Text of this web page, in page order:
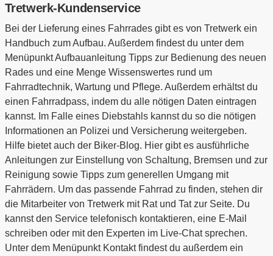
Tretwerk-Kundenservice
Bei der Lieferung eines Fahrrades gibt es von Tretwerk ein
Handbuch zum Aufbau. Außerdem findest du unter dem
Menüpunkt Aufbauanleitung Tipps zur Bedienung des neuen
Rades und eine Menge Wissenswertes rund um
Fahrradtechnik, Wartung und Pflege. Außerdem erhältst du
einen Fahrradpass, indem du alle nötigen Daten eintragen
kannst. Im Falle eines Diebstahls kannst du so die nötigen
Informationen an Polizei und Versicherung weitergeben.
Hilfe bietet auch der Biker-Blog. Hier gibt es ausführliche
Anleitungen zur Einstellung von Schaltung, Bremsen und zur
Reinigung sowie Tipps zum generellen Umgang mit
Fahrrädern. Um das passende Fahrrad zu finden, stehen dir
die Mitarbeiter von Tretwerk mit Rat und Tat zur Seite. Du
kannst den Service telefonisch kontaktieren, eine E-Mail
schreiben oder mit den Experten im Live-Chat sprechen.
Unter dem Menüpunkt Kontakt findest du außerdem ein